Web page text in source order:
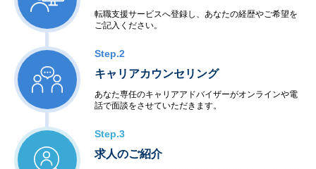
転職支援サービスへ登録し、あなたの経歴やご希望を
ご記入ください。
Step.2
キャリアカウンセリング
あなた専任のキャリアアドバイザーがオンラインや電
話で面談をさせていただきます。
Step.3
求人のご紹介